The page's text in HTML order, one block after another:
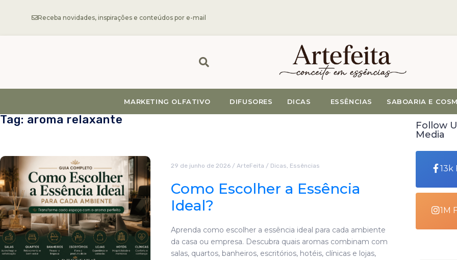
Receba novidades, inspirações e conteúdos por e-mail
MARKETING OLFATIVO DIFUSORES DICAS ESSÊNCIAS SABOARIA E
Tag: aroma relaxante
29 de junho de 2026 / ArteFeita / Dicas, Essências
Como Escolher a Essência
Ideal?
Aprenda como escolher a essência ideal para cada ambiente
da casa ou empresa. Descubra quais aromas combinam com
salas, quartos, banheiros, escritórios, hotéis, clínicas e lojas,
Follow
Media
13k
1M